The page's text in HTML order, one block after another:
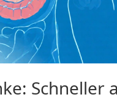
Schneller